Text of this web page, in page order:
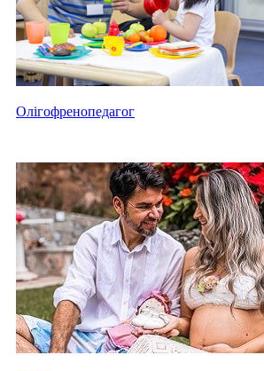
Олігофренопедагог